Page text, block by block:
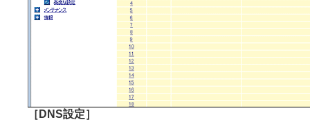
［DNS設定］